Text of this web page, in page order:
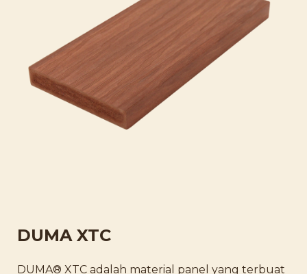
DUMA XTC
DUMA® XTC adalah material panel yang terbuat